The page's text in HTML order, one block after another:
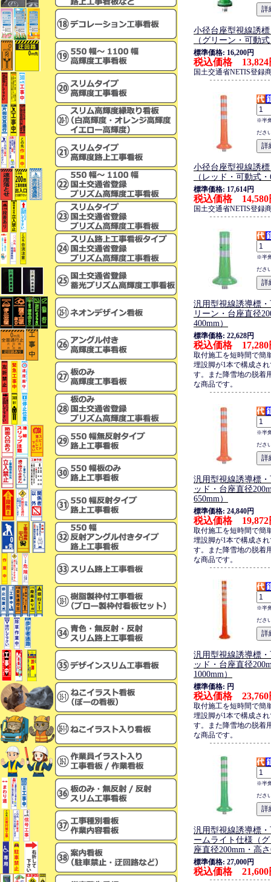
小径台座型視線誘
（グリーン・可動
標準価格: 16,200円
税込価格 13,824
国土交通省NETIS登録
※半
ださ
小径台座型視線誘
（レッド・可動式
標準価格: 17,614円
税込価格 14,580
国土交通省NETIS登録
※半
ださ
汎用型視線誘導標
リーン・台座直径
400mm）
標準価格: 22,628円
税込価格 17,280
取付施工を短時間で簡
埋設脚が1本で構成さ
す。また降雪地の脱着
な商品です。
※半
ださ
汎用型視線誘導標
ッド・台座直径
650mm）
標準価格: 24,840円
税込価格 19,872
取付施工を短時間で簡
埋設脚が1本で構成さ
す。また降雪地の脱着
な商品です。
※半
ださ
汎用型視線誘導標
ッド・台座直径
1000mm）
標準価格: 円
税込価格 23,760
取付施工を短時間で簡
埋設脚が1本で構成さ
す。また降雪地の脱着
な商品です。
※半
ださ
汎用型視線誘導標
ームライト仕様（
座直径200mm・高
標準価格: 27,000円
税込価格 21,600